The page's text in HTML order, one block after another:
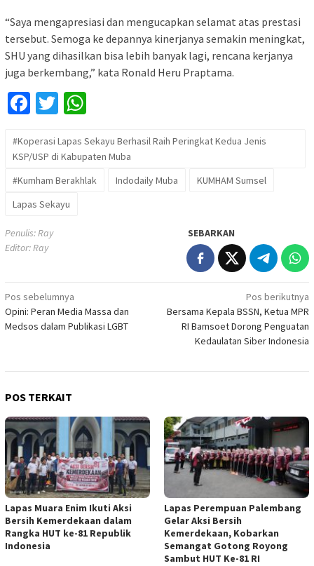
“Saya mengapresiasi dan mengucapkan selamat atas prestasi
tersebut. Semoga ke depannya kinerjanya semakin meningkat,
SHU yang dihasilkan bisa lebih banyak lagi, rencana kerjanya
juga berkembang,” kata Ronald Heru Praptama.
Facebook
Twitter
#Koperasi Lapas Sekayu Berhasil Raih Peringkat Kedua Jenis
KSP/USP di Kabupaten Muba
#Kumham Berakhlak
Indodaily Muba
KUMHAM Sumsel
Lapas Sekayu
Penulis: Ray
Editor: Ray
SEBARKAN
Navigasi
pos
Pos sebelumnya
Opini: Peran Media Massa dan
Medsos dalam Publikasi LGBT
Pos berikutnya
Bersama Kepala BSSN, Ketua MPR
RI Bamsoet Dorong Penguatan
Kedaulatan Siber Indonesia
POS TERKAIT
Lapas Muara Enim Ikuti Aksi
Bersih Kemerdekaan dalam
Rangka HUT ke-81 Republik
Indonesia
Lapas Perempuan Palembang
Gelar Aksi Bersih
Kemerdekaan, Kobarkan
Semangat Gotong Royong
Sambut HUT Ke-81 RI